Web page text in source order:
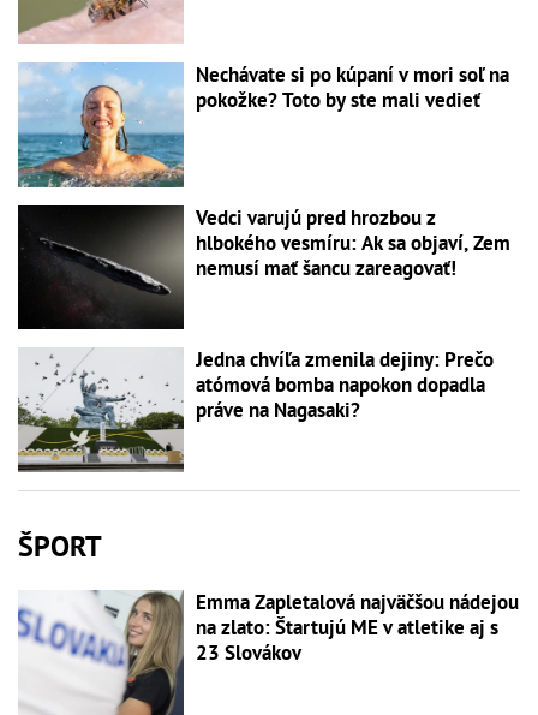
Nechávate si po kúpaní v mori soľ na
pokožke? Toto by ste mali vedieť
Vedci varujú pred hrozbou z
hlbokého vesmíru: Ak sa objaví, Zem
nemusí mať šancu zareagovať!
Jedna chvíľa zmenila dejiny: Prečo
atómová bomba napokon dopadla
práve na Nagasaki?
ŠPORT
Emma Zapletalová najväčšou nádejou
na zlato: Štartujú ME v atletike aj s
23 Slovákov